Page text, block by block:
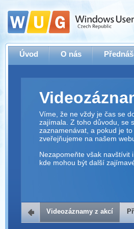
Úvod O nás
Víme, že ne vždy je čas se
zajímala. Z toho důvodu, se
zaznamenávat, a pokud je
zveřejňujeme na našem
Nezapomeňte však navštívit
kde mohou být další
Přehrávač
Videozáznamy z akcí